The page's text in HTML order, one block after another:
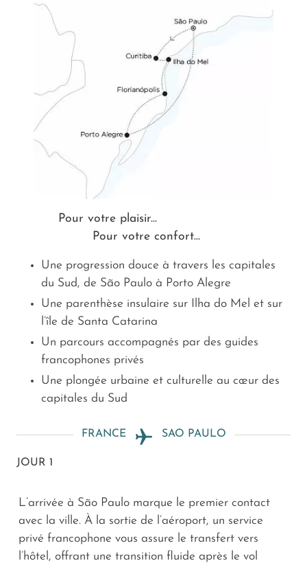
Pour votre plaisir...
Pour votre confort...
Une progression douce à travers les capitales
du Sud, de São Paulo à Porto Alegre
Une parenthèse insulaire sur Ilha do Mel et sur
l’île de Santa Catarina
Un parcours accompagnés par des guides
francophones privés
Une plongée urbaine et culturelle au cœur des
capitales du Sud
FRANCE SAO PAULO
JOUR 1
L’arrivée à São Paulo marque le premier contact
avec la ville. À la sortie de l’aéroport, un service
privé francophone vous assure le transfert vers
l’hôtel, offrant une transition fluide après le vol